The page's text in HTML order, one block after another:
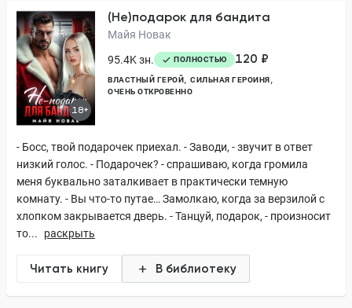
18+
(Не)подарок для бандита
Майя Новак
95.4K зн.
ПОЛНОСТЬЮ 120 ₽
ВЛАСТНЫЙ ГЕРОЙ
СИЛЬНАЯ ГЕРОИНЯ
ОЧЕНЬ ОТКРОВЕННО
- Босс, твой подарочек приехал. - Заводи, - звучит в ответ
низкий голос. - Подарочек? - спрашиваю, когда громила
меня буквально заталкивает в практически темную
комнату. - Вы что-то путае… Замолкаю, когда за верзилой с
хлопком закрывается дверь. - Танцуй, подарок, - произносит
то...
раскрыть
Читать книгу В библиотеку